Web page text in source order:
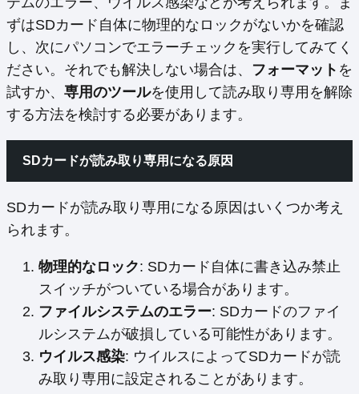
ずはSDカード自体に物理的なロックがないかを確認
し、次にパソコンでエラーチェックを実行してみてく
ださい。それでも解決しない場合は、 フォーマット を
試すか、 専用のツールを使用して読み取り専用を解除
する方法を検討する必要があります。
SDカードが読み取り専用になる原因
SDカードが読み取り専用になる原因はいくつか考え
られます。
物理的なロック: SDカード自体に書き込み禁止
スイッチがついている場合があります。
ファイルシステムのエラー: SDカードのファイ
ルシステムが破損している可能性があります。
ウイルス感染: ウイルスによってSDカードが読
み取り専用に設定されることがあります。